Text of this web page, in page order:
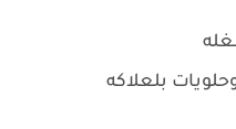
بلعلاكه